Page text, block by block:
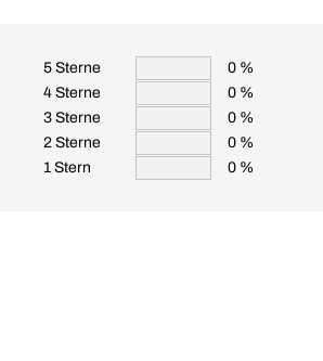
5 Sterne
0 %
4 Sterne
0 %
3 Sterne
0 %
2 Sterne
0 %
1 Stern
0 %